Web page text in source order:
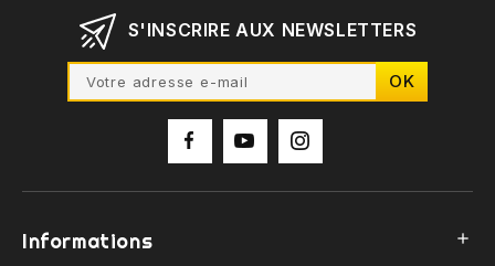
S'INSCRIRE AUX NEWSLETTERS
Informations 